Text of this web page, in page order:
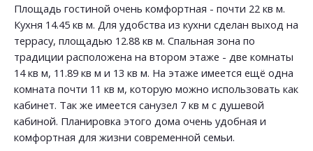
Площадь гостиной очень комфортная - почти 22 кв м.
Кухня 14.45 кв м. Для удобства из кухни сделан выход на
террасу, площадью 12.88 кв м. Спальная зона по
традиции расположена на втором этаже - две комнаты
14 кв м, 11.89 кв м и 13 кв м. На этаже имеется ещё одна
комната почти 11 кв м, которую можно использовать как
кабинет. Так же имеется санузел 7 кв м с душевой
кабиной. Планировка этого дома очень удобная и
комфортная для жизни современной семьи.